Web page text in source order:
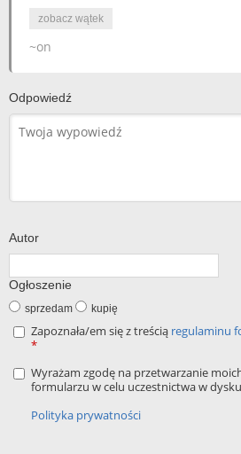
zobacz wątek
~on
Odpowiedź
Autor
Ogłoszenie
sprzedam kupię
Zapoznała/em się z treścią regulaminu
*
Wyrażam zgodę na przetwarzanie
formularzu w celu uczestnictwa w
Polityka prywatności